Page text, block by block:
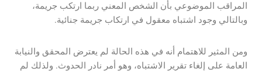
المراقب الموضوعي بأن الشخص المعني ربما ارتكب جريمة،
وبالتالي وجود اشتباه معقول في ارتكاب جريمة جنائية.
ومن المثير للاهتمام أنه في هذه الحالة لم يعترض المحقق والنيابة
العامة على إلغاء تقرير الاشتباه، وهو أمر نادر الحدوث. ولذلك لم